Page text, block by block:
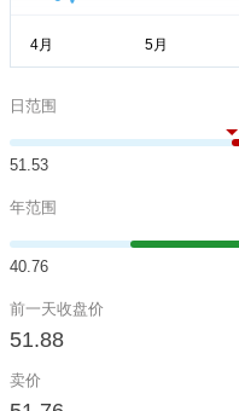
日范围
51.53
年范围
40.76
前一天收盘价
51.88
卖价